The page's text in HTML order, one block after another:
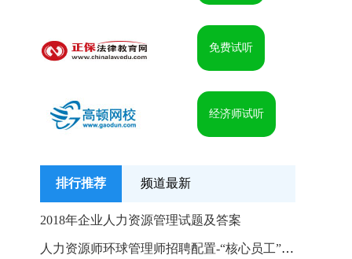
免费试听
经济师试听
排行推荐 频道最新
2018年企业人力资源管理试题及答案
人力资源师环球管理师招聘配置-“核心员工”招聘技巧